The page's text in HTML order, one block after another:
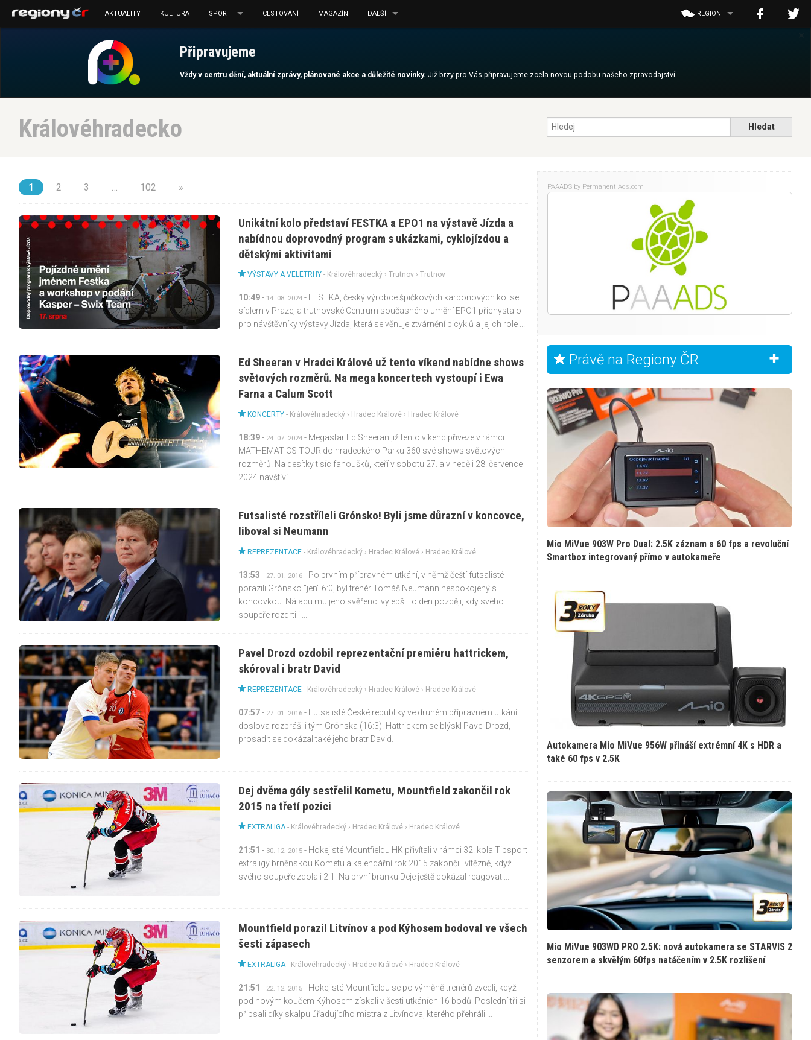
Připravujeme
Vždy v centru dění, aktuální zprávy, plánované akce a důležité novinky.Již brzy pro Vás připravujeme zcela novou podobu našeho zpravodajství
AKTUALITY KULTURA SPORT CESTOVÁNÍ MAGAZÍN DALŠÍ REGION
Královéhradecko
1 2 3 102 »
Unikátní kolo představí FESTKA a EPO1 na výstavě Jízda a
nabídnou doprovodný program s ukázkami, cyklojízdou a
dětskými aktivitami
VÝSTAVY A VELETRHY- Královéhradecký ›Trutnov › Trutnov
10:49- 14. 08. 2024 - FESTKA, český výrobce špičkových karbonových kol se
sídlem v Praze, a trutnovské Centrum současného umění EPO1 přichystalo
pro návštěvníky výstavy Jízda, která se věnuje ztvárnění bicyklů a jejich role ...
Ed Sheeran v Hradci Králové už tento víkend nabídne shows
světových rozměrů. Na mega koncertech vystoupí i Ewa
Farna a Calum Scott
KONCERTY- Královéhradecký › Hradec Králové › Hradec Králové
18:39- 24. 07. 2024 - Megastar Ed Sheeran již tento víkend přiveze v rámci
MATHEMATICS TOUR do hradeckého Parku 360 své shows světových
rozměrů. Na desítky tisíc fanoušků, kteří v sobotu 27. a v neděli 28. července
2024 navštíví ...
Futsalisté rozstříleli Grónsko! Byli jsme důrazní v koncovce,
liboval si Neumann
REPREZENTACE- Královéhradecký › Hradec Králové › Hradec Králové
13:53 - 27. 01. 2016 - Po prvním přípravném utkání, v němž čeští futsalisté
porazili Grónsko "jen" 6:0, byl trenér Tomáš Neumann nespokojený s
koncovkou. Náladu mu jeho svěřenci vylepšili o den později, kdy svého
soupeře rozdrtili ...
Pavel Drozd ozdobil reprezentační premiéru hattrickem,
skóroval i bratr David
REPREZENTACE- Královéhradecký › Hradec Králové › Hradec Králové
07:57- 27. 01. 2016 - Futsalisté České republiky ve druhém přípravném utkání
doslova rozprášili tým Grónska (16:3). Hattrickem se blýskl Pavel Drozd,
prosadit se dokázal také jeho bratr David.
Dej dvěma góly sestřelil Kometu, Mountfield zakončil rok
2015 na třetí pozici
EXTRALIGA- Královéhradecký › Hradec Králové › Hradec Králové
21:51 - 30. 12. 2015 - Hokejisté Mountfieldu HK přivítali v rámci 32. kola Tipsport
extraligy brněnskou Kometu a kalendářní rok 2015 zakončili vítězně, když
svého soupeře zdolali 2:1. Na první branku Deje ještě dokázal reagovat ...
Mountfield porazil Litvínov a pod Kýhosem bodoval ve všech
šesti zápasech
EXTRALIGA- Královéhradecký › Hradec Králové › Hradec Králové
21:51 - 22. 12. 2015 - Hokejisté Mountfieldu se po výměně trenérů zvedli, když
pod novým koučem Kýhosem získali v šesti utkáních 16 bodů. Poslední tři si
připsali díky skalpu úřadujícího mistra z Litvínova, kterého přehráli ...
PAAADSby Permanent Ads.com
Právě na Regiony ČR
Mio MiVue 903W Pro Dual: 2.5K záznam s 60 fps a revoluční
Smartbox integrovaný přímo v autokameře
Autokamera Mio MiVue 956W přináší extrémní 4K s HDR a
také 60 fps v 2.5K
Mio MiVue 903WD PRO 2.5K: nová autokamera se STARVIS 2
senzorem a skvělým 60fps natáčením v 2.5K rozlišení